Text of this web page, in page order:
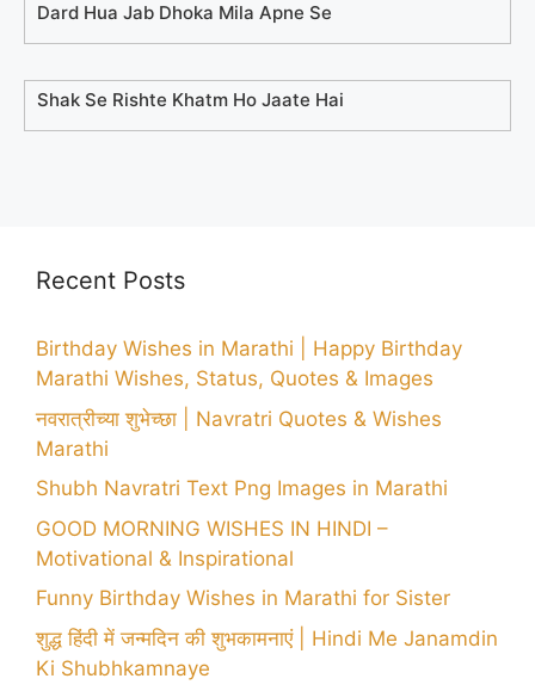
Dard Hua Jab Dhoka Mila Apne Se
Shak Se Rishte Khatm Ho Jaate Hai
Recent Posts
Birthday Wishes in Marathi | Happy Birthday
Marathi Wishes, Status, Quotes & Images
नवरात्रीच्या शुभेच्छा | Navratri Quotes & Wishes
Marathi
Shubh Navratri Text Png Images in Marathi
GOOD MORNING WISHES IN HINDI –
Motivational & Inspirational
Funny Birthday Wishes in Marathi for Sister
शुद्ध हिंदी में जन्मदिन की शुभकामनाएं | Hindi Me Janamdin
Ki Shubhkamnaye